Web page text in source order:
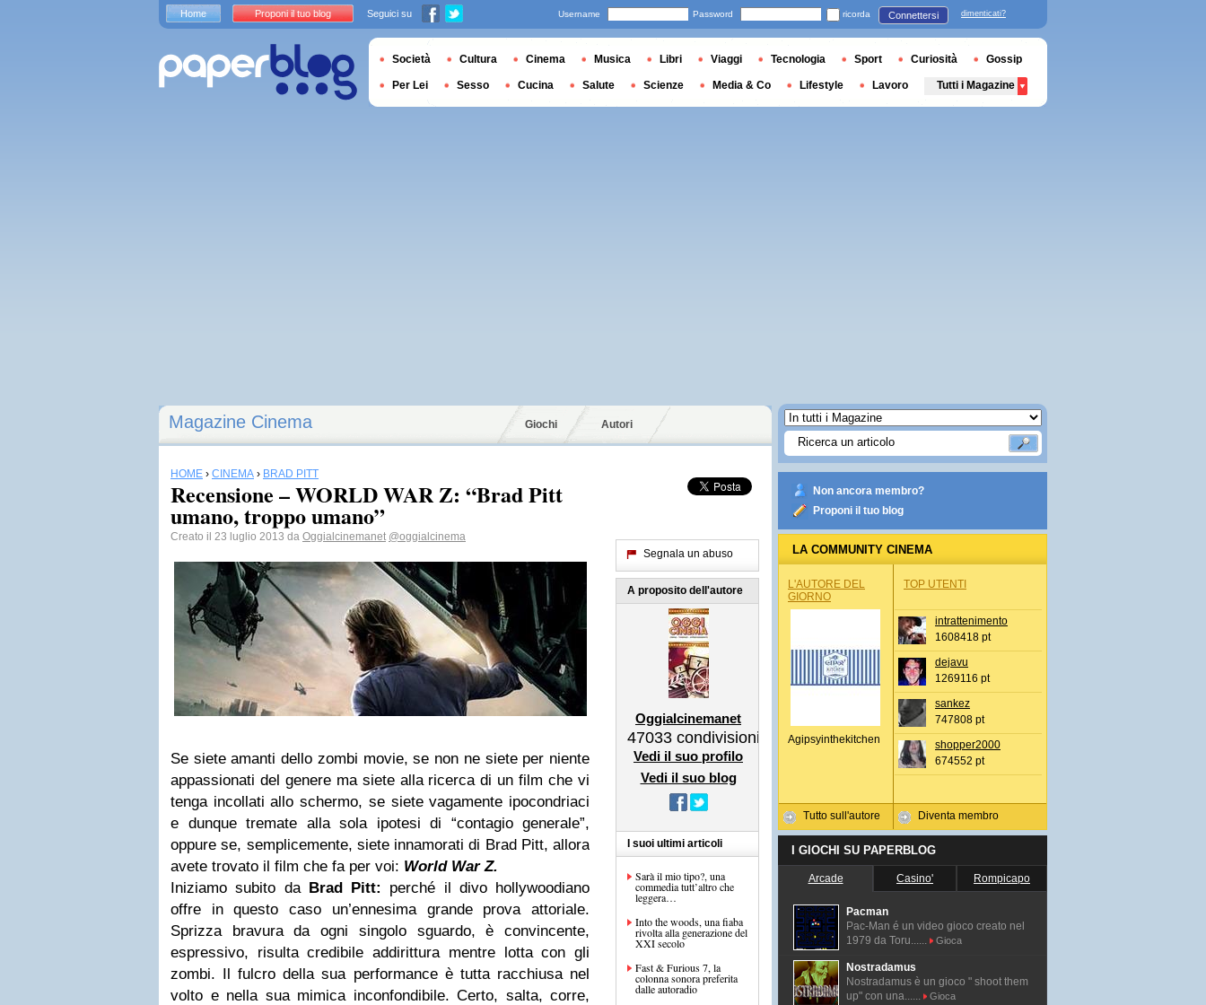
Magazine Cinema Giochi Autori
HOME › CINEMA › BRAD PITT
Recensione – WORLD WAR Z: “Brad Pitt
umano, troppo umano”
Creato il 23 luglio 2013 da Oggialcinemanet @oggialcinema
Se siete amanti dello zombi movie, se non ne siete per niente
appassionati del genere ma siete alla ricerca di un film che vi
tenga incollati allo schermo, se siete vagamente ipocondriaci
e dunque tremate alla sola ipotesi di “contagio generale”,
oppure se, semplicemente, siete innamorati di Brad Pitt, allora
avete trovato il film che fa per voi: World War Z.
Iniziamo subito da Brad Pitt:
perché il divo hollywoodiano
offre in questo caso un’ennesima grande prova attoriale.
Sprizza bravura da ogni singolo sguardo, è convincente,
espressivo, risulta credibile addirittura mentre lotta con gli
zombi. Il fulcro della sua performance è tutta racchiusa nel
volto e nella sua mimica inconfondibile. Certo, salta, corre,
Segnala un abuso
A proposito dell'autore
Oggialcinemanet
47033 condivisioni
Vedi il suo profilo
Vedi il suo blog
I suoi ultimi articoli
Sarà il mio tipo?, una
commedia tutt’altro che
leggera…
Into the woods, una fiaba
rivolta alla generazione del
XXI secolo
Fast & Furious 7, la
colonna sonora preferita
dalle autoradio
Non ancora membro?
Proponi il tuo blog
LA COMMUNITY CINEMA
L'AUTORE DEL
GIORNO
Agipsyinthekitchen
Tutto sull'autore
TOP UTENTI
intrattenimento
1608418 pt
dejavu
1269116 pt
sankez
747808 pt
shopper2000
674552 pt
Diventa membro
I GIOCHI SU PAPERBLOG
Arcade Casino' Rompicapo
Pacman
Pac-Man é un video gioco creato nel
1979 da Toru......
Gioca
Nostradamus
Nostradamus è un gioco " shoot them
up" con una......
Gioca
Home Proponi il tuo blog Seguici su Username Password ricorda Connettersi dimenticati?
Società Cultura Cinema Musica Libri Viaggi Tecnologia Sport Curiosità Gossip
Per Lei Sesso Cucina Salute Scienze Media & Co Lifestyle Lavoro Tutti i Magazine